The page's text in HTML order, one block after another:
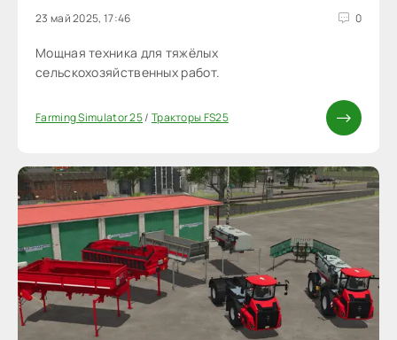
23 май 2025, 17:46 0
Мощная техника для тяжёлых
сельскохозяйственных работ.
Farming Simulator 25/ Тракторы FS25